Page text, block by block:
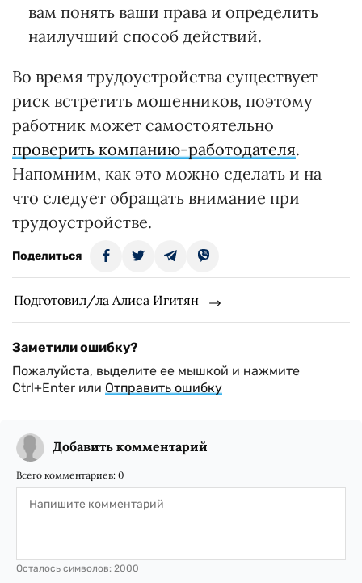
вам понять ваши права и определить
наилучший способ действий.
Во время трудоустройства существует
риск встретить мошенников, поэтому
работник может самостоятельно
проверить компанию-работодателя.
Напомним, как это можно сделать и на
что следует обращать внимание при
трудоустройстве.
Поделиться
Подготовил/ла Алиса Игитян
Заметили ошибку?
Пожалуйста, выделите ее мышкой и нажмите
Ctrl+Enter или Отправить ошибку
Добавить комментарий
Всего комментариев: 0
Осталось символов: 2000